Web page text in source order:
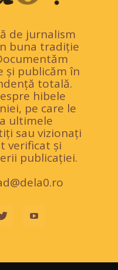
de jurnalism
buna tradiție
și publicăm în
totală.
hibele
pe care le
ultimele
sau vizionați
verificat și
publicației.